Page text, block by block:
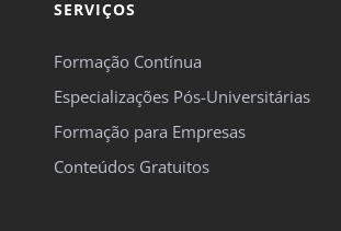
SERVIÇOS
Formação Contínua
Especializações Pós-Universitárias
Formação para Empresas
Conteúdos Gratuitos